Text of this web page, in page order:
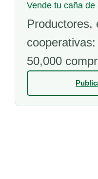
Vende tu caña de
Productores,
50,000